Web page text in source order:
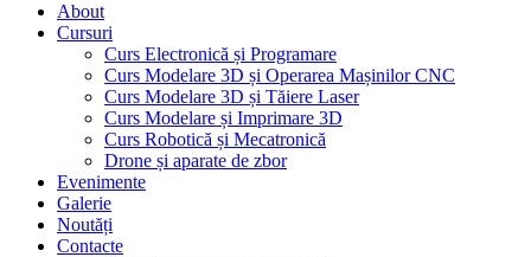
About
Cursuri
Curs Electronică și Programare
Curs Modelare 3D și Operarea Mașinilor CNC
Curs Modelare 3D și Tăiere Laser
Curs Modelare și Imprimare 3D
Curs Robotică și Mecatronică
Drone și aparate de zbor
Evenimente
Galerie
Noutăți
Contacte